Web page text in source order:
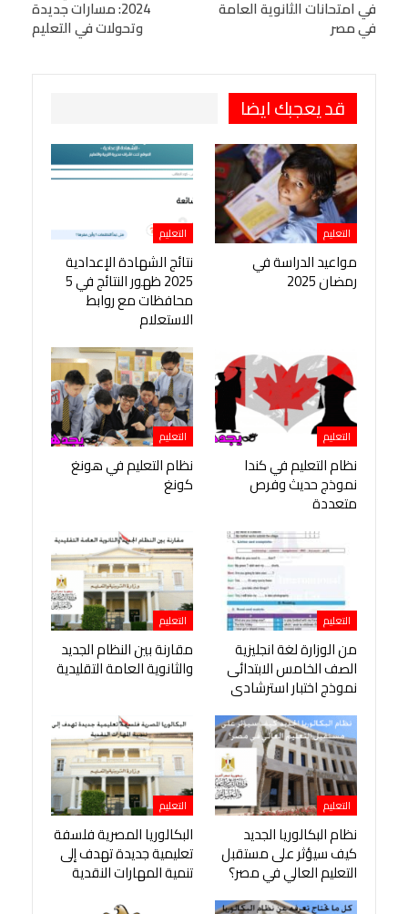
Digg
LINE
Viber
في امتحانات الثانوية العامة
في مصر
2024: مسارات جديدة
وتحولات في التعليم
قد يعجبك ايضا
التعليم
مواعيد الدراسة في
رمضان 2025
التعليم
نتائج الشهادة الإعدادية
2025 ظهور النتائج في 5
محافظات مع روابط
الاستعلام
التعليم
نظام التعليم في كندا
نموذج حديث وفرص
متعددة
التعليم
نظام التعليم في هونغ
كونغ
التعليم
من الوزارة لغة انجليزية
الصف الخامس الابتدائى
نموذج اختبار استرشادى
التعليم
مقارنة بين النظام الجديد
والثانوية العامة التقليدية
التعليم
نظام البكالوريا الجديد
كيف سيؤثر على مستقبل
التعليم العالي في مصر؟
التعليم
البكالوريا المصرية فلسفة
تعليمية جديدة تهدف إلى
تنمية المهارات النقدية